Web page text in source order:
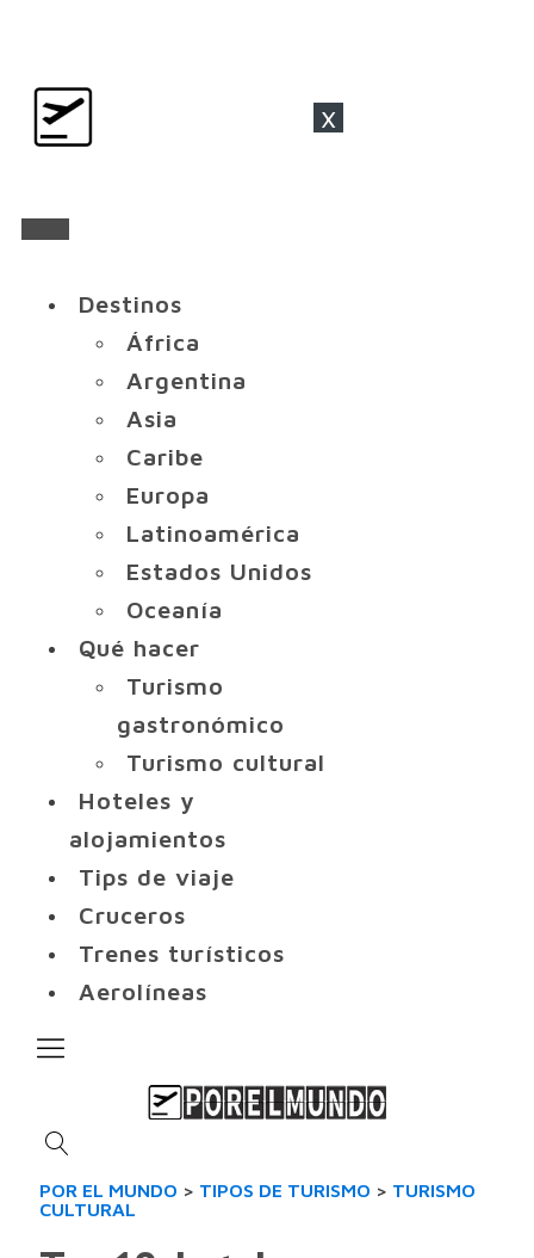
x
Destinos
África
Argentina
Asia
Caribe
Europa
Latinoamérica
Estados Unidos
Oceanía
Qué hacer
Turismo
gastronómico
Turismo cultural
Hoteles y
alojamientos
Tips de viaje
Cruceros
Trenes turísticos
Aerolíneas
POR EL MUNDO > TIPOS DE TURISMO > TURISMO
CULTURAL